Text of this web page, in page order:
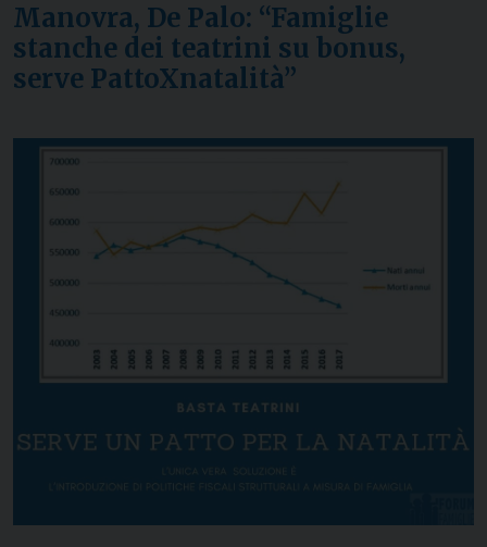
Manovra, De Palo: “Famiglie
stanche dei teatrini su bonus,
serve PattoXnatalità”